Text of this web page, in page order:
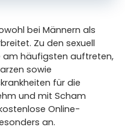
bei Männern als
Zu den sexuell
am häufigsten auftreten,
sowie
für die
und mit Scham
Online-
an.